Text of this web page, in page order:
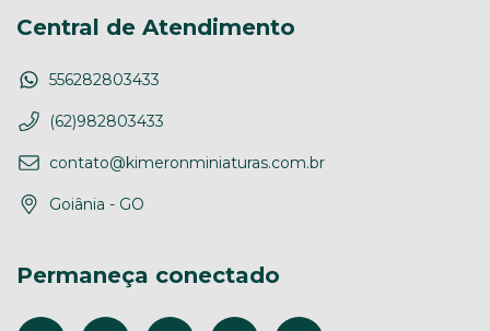
Central de Atendimento
556282803433
(62)982803433
contato@kimeronminiaturas.com.br
Goiânia - GO
Permaneça conectado